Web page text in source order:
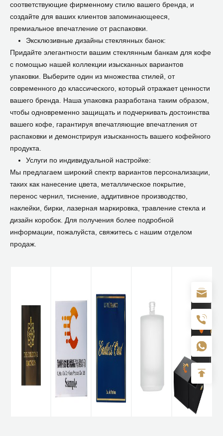
соответствующие фирменному стилю вашего бренда, и
создайте для ваших клиентов запоминающееся,
премиальное впечатление от распаковки.
Эксклюзивные дизайны стеклянных банок:
Придайте элегантности вашим стеклянным банкам для кофе
с помощью нашей коллекции изысканных вариантов
упаковки. Выберите один из множества стилей, от
современного до классического, который отражает ценности
вашего бренда. Наша упаковка разработана таким образом,
чтобы одновременно защищать и подчеркивать достоинства
вашего кофе, гарантируя впечатляющие впечатления от
распаковки и демонстрируя изысканность вашего кофейного
продукта.
Услуги по индивидуальной настройке:
Мы предлагаем широкий спектр вариантов персонализации,
таких как нанесение цвета, металлическое покрытие,
перенос чернил, тиснение, аддитивное производство,
наклейки, бирки, лазерная маркировка, травление стекла и
дизайн коробок. Для получения более подробной
информации, пожалуйста, свяжитесь с нашим отделом
продаж.